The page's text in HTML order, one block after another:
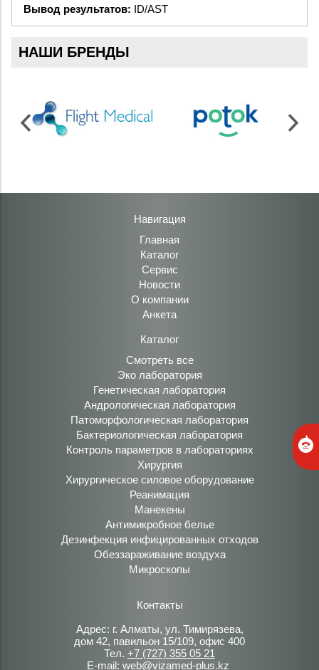
Вывод результатов: ID/AST
НАШИ БРЕНДЫ
Навигация
Главная
Каталог
Сервис
Новости
О компании
Анкета
Каталог
Смотреть все
Эко лаборатория
Генетическая лаборатория
Андрологическая лаборатория
Патоморфологическая лаборатория
Бактериологическая лаборатория
Контроль параметров в лабораториях
Хирургия
Хирургическое силовое оборудование
Реанимация
Манекены
Антимикробное белье
Дезинфекция инфицированных отходов
Обеззараживание воздуха
Микроскопы
Контакты
Адрес: г. Алматы, ул. Тимирязева,
дом 42, павильон 15/109, офис 400
Тел. +7 (727) 355 05 21
E-mail: web@vizamed-plus.kz